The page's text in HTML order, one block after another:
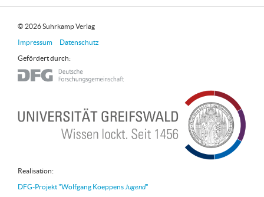
© 2026 Suhrkamp Verlag
Impressum Datenschutz
Gefördert durch:
Realisation:
DFG-Projekt "Wolfgang KoeppensJugend"